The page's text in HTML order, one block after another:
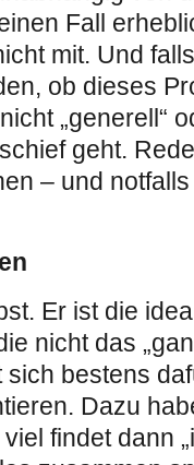
Fall
mit. Und
ob dieses
„generell“
geht.
– und
Er ist die
nicht das
bestens
Dazu
findet dann